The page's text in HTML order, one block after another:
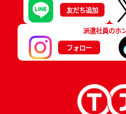
友だち追加
派遣社員のホ
フォロー